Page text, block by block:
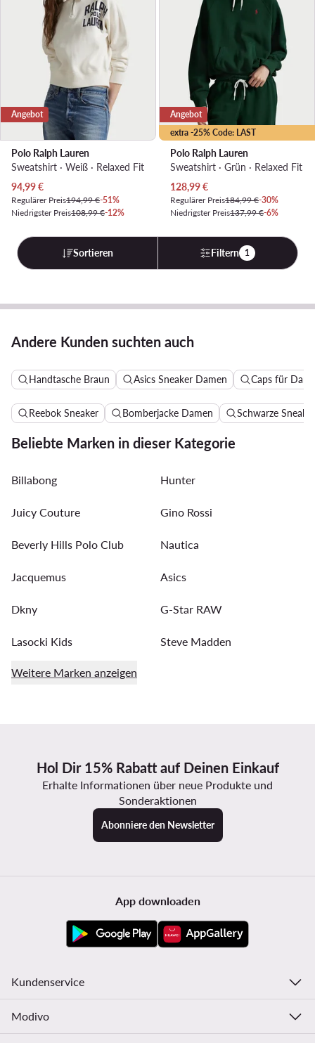
Angebot
Polo Ralph Lauren
Sweatshirt · Weiß · Relaxed Fit
Aktueller Preis
94,99€
Regulärer Preis194,99 €-51%
Niedrigster Preis108,99 €-12%
extra -25% Code: LAST
Angebot
Polo Ralph Lauren
Sweatshirt · Grün · Relaxed Fit
Aktueller Preis
128,99€
Regulärer Preis184,99 €-30%
Niedrigster Preis137,99 €-6%
Sortieren Filtern 1
Andere Kunden suchten auch
Handtasche Braun Asics Sneaker Damen Caps für
Reebok Sneaker Bomberjacke Damen Schwarze
Beliebte Marken in dieser Kategorie
Billabong Hunter
Juicy Couture Gino Rossi
Beverly Hills Polo Club Nautica
Jacquemus Asics
Dkny G-Star RAW
Lasocki Kids Steve Madden
Weitere Marken anzeigen
Hol Dir 15% Rabatt auf Deinen Einkauf
Erhalte Informationen über neue Produkte und
Sonderaktionen
Abonniere den Newsletter
App downloaden
Kundenservice
Modivo